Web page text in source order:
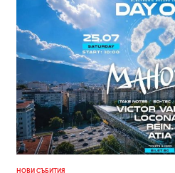
НОВИ СЪБИТИЯ